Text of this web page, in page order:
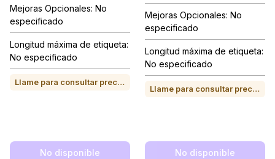
Mejoras Opcionales: No
especificado
Longitud máxima de etiqueta:
No especificado
Llame para consultar precio o para comprar
No disponible
Mejoras Opcionales: No
especificado
Longitud máxima de etiqueta:
No especificado
Llame para consultar precio o para comprar
No disponible